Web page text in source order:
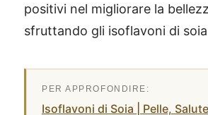
positivi nel migliorare la
sfruttando gli isoflavoni di
Isoflavoni di Soia | Pelle,